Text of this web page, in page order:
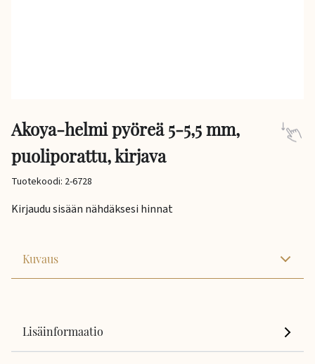
Akoya-helmi pyöreä 5-5,5 mm,
puoliporattu, kirjava
Tuotekoodi: 2-6728
Kirjaudu sisään nähdäksesi hinnat
Kuvaus
Lisäinformaatio